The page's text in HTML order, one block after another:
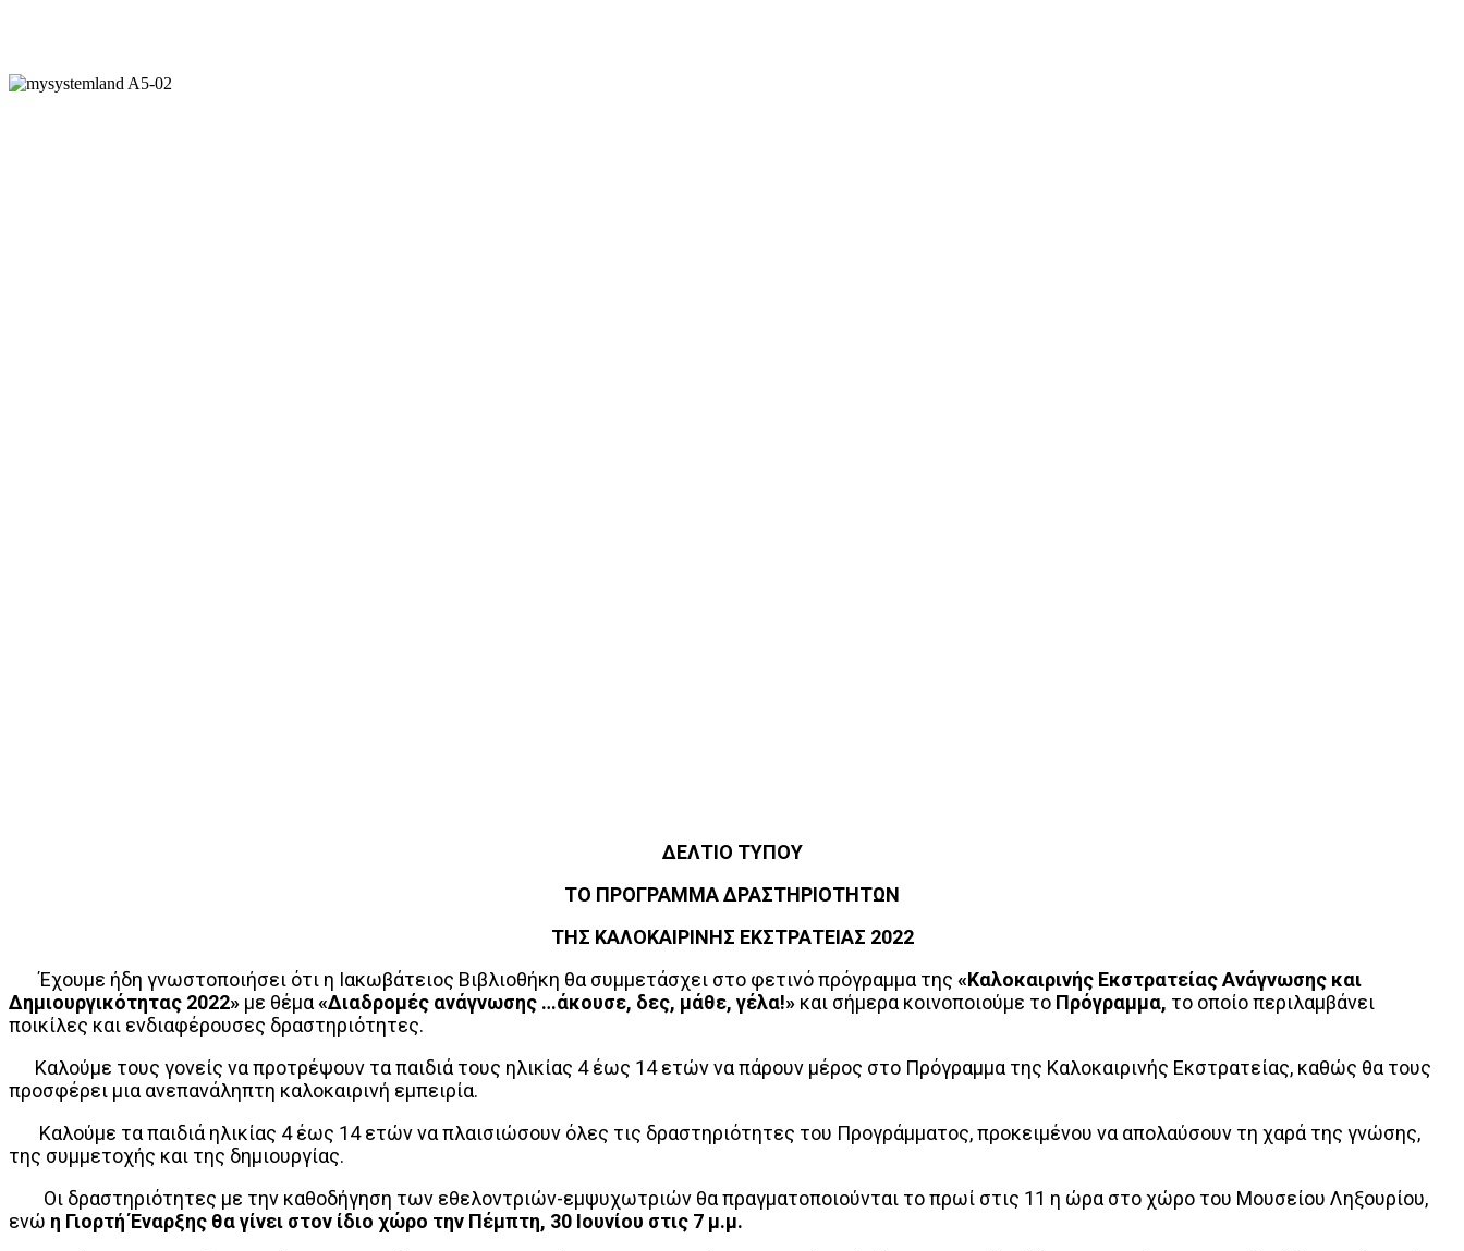
ΔΕΛΤΙΟ ΤΥΠΟΥ
ΤΟ ΠΡΟΓΡΑΜΜΑ ΔΡΑΣΤΗΡΙΟΤΗΤΩΝ
ΤΗΣ ΚΑΛΟΚΑΙΡΙΝΗΣ ΕΚΣΤΡΑΤΕΙΑΣ 2022
Έχουμε ήδη γνωστοποιήσει ότι η Ιακωβάτειος Βιβλιοθήκη θα συμμετάσχει στο φετινό πρόγραμμα της «Καλοκαιρινής Εκστρατείας Ανάγνωσης και
Δημιουργικότητας 2022» με θέμα«Διαδρομές ανάγνωσης …άκουσε, δες, μάθε, γέλα!» και σήμερα κοινοποιούμε το Πρόγραμμα, το οποίο περιλαμβάνει
ποικίλες και ενδιαφέρουσες δραστηριότητες.
Καλούμε τους γονείς να προτρέψουν τα παιδιά τους ηλικίας 4 έως 14 ετών να πάρουν μέρος στο Πρόγραμμα της Καλοκαιρινής Εκστρατείας, καθώς θα τους
προσφέρει μια ανεπανάληπτη καλοκαιρινή εμπειρία.
Καλούμε τα παιδιά ηλικίας 4 έως 14 ετών να πλαισιώσουν όλες τις δραστηριότητες του Προγράμματος, προκειμένου να απολαύσουν τη χαρά της γνώσης,
της συμμετοχής και της δημιουργίας.
Οι δραστηριότητες με την καθοδήγηση των εθελοντριών-εμψυχωτριών θα πραγματοποιούνται το πρωί στις 11 η ώρα στο χώρο του Μουσείου Ληξουρίου,
ενώ η Γιορτή Έναρξης θα γίνει στον ίδιο χώρο την Πέμπτη, 30 Ιουνίου στις 7 μ.μ.